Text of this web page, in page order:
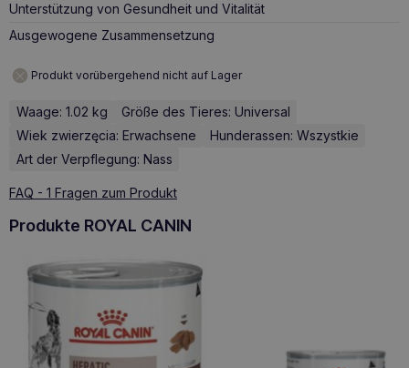
Unterstützung von Gesundheit und Vitalität
Ausgewogene Zusammensetzung
Produkt vorübergehend nicht auf Lager
Waage: 1.02 kg
Größe des Tieres: Universal
Wiek zwierzęcia: Erwachsene
Hunderassen: Wszystkie
Art der Verpflegung: Nass
FAQ - 1 Fragen zum Produkt
Produkte ROYAL CANIN